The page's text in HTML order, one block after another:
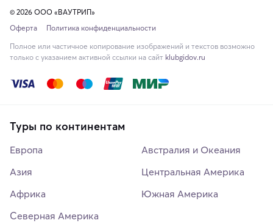
© 2026 ООО «ВАУТРИП»
Оферта
Политика конфиденциальности
Полное или частичное копирование изображений и текстов возможно
только с указанием активной ссылки на сайт klubgidov.ru
Туры по континентам
Европа
Азия
Африка
Северная Америка
Австралия и Океания
Центральная Америка
Южная Америка